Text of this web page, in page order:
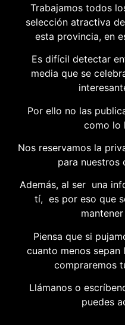
Trabajamos todos
selección atractiva
esta provincia, en
Es difícil detectar
media que se
Por ello no las
como lo
Nos reservamos la
para nuestros
Además, al ser una
tí, es por eso que
Piensa que si
cuanto menos sepan
compraremos
Llámanos o
puedes